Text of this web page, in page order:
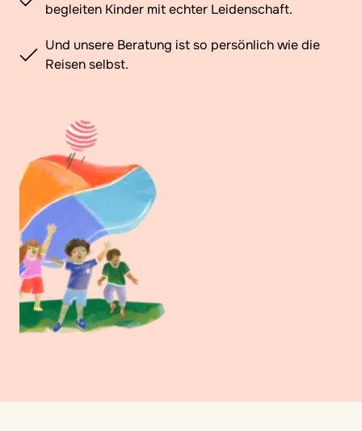
begleiten Kinder mit echter Leidenschaft.
Und unsere Beratung ist so persönlich wie die
Reisen selbst.